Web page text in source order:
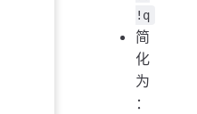
!q
简
化
为
：